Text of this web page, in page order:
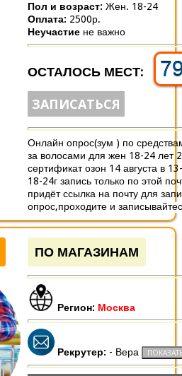
Пол и возраст: Жен. 18-24
Оплата: 2500р.
Неучастие не важно
ОСТАЛОСЬ МЕСТ:
ЗАПИСАТЬСЯ
Онлайн опрос(зум ) по
за волосами для жен 18-24 лет
сертификат озон 14 августа в
18-24г запись только по этой
придёт ссылка на почту для
опрос,проходите и
ПО МАГАЗИНАМ
Регион: Москва
Рекрутер: - Вера